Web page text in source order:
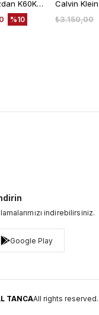
Calvin Klein Kadın Cüzdan K60K613072
%10 ₺3.150,00
indirebilirsiniz.
Google Play
TANCAAll rights reserved.